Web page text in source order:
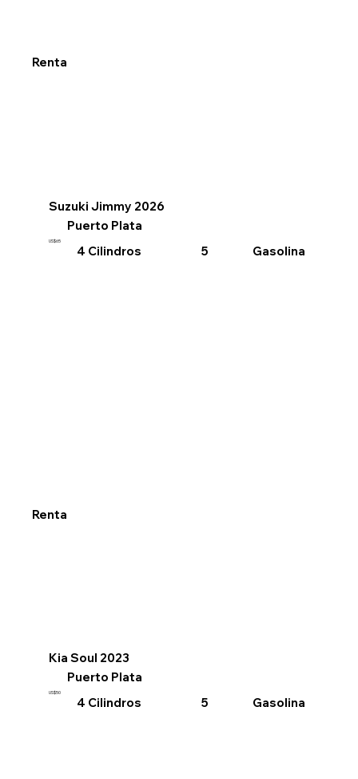
Renta
Suzuki Jimmy 2026
Puerto Plata
US$65
4 Cilindros 5 Gasolina
Renta
Kia Soul 2023
Puerto Plata
US$50
4 Cilindros 5 Gasolina